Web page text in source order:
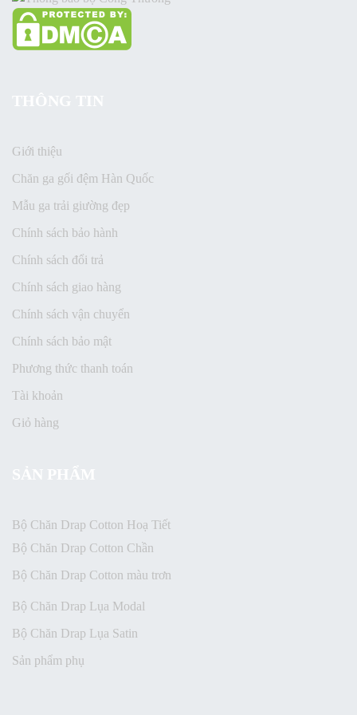
Giới thiệu
Chăn ga gối đệm Hàn Quốc
Mẫu ga trải giường đẹp
Chính sách bảo hành
Chính sách đổi trả
Chính sách giao hàng
Chính sách vận chuyển
Chính sách bảo mật
Phương thức thanh toán
Tài khoản
Giỏ hàng
Bộ Chăn Drap Cotton Hoạ Tiết
Bộ Chăn Drap Cotton Chần
Bộ Chăn Drap Cotton màu trơn
Bộ Chăn Drap Lụa Modal
Bộ Chăn Drap Lụa Satin
Sản phẩm phụ